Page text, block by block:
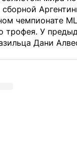
чемпионате
трофея. У
Дани